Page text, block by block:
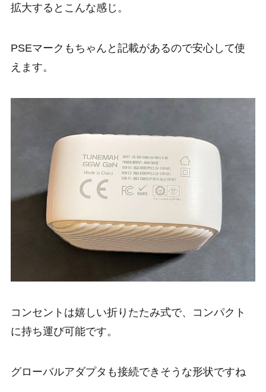
拡大するとこんな感じ。
PSEマークもちゃんと記載があるので安心して使
えます。
コンセントは嬉しい折りたたみ式で、コンパクト
に持ち運び可能です。
グローバルアダプタも接続できそうな形状ですね